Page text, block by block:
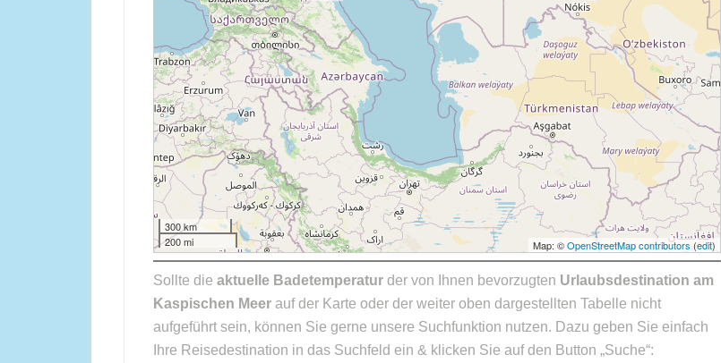
300 km
200 mi
Map: ©OpenStreetMap contributors (edit)
Sollte die aktuelle Badetemperatur der von Ihnen bevorzugten Urlaubsdestination am
Kaspischen Meer auf der Karte oder der weiter oben dargestellten Tabelle nicht
aufgeführt sein, können Sie gerne unsere Suchfunktion nutzen. Dazu geben Sie einfach
Ihre Reisedestination in das Suchfeld ein & klicken Sie auf den Button „Suche“: